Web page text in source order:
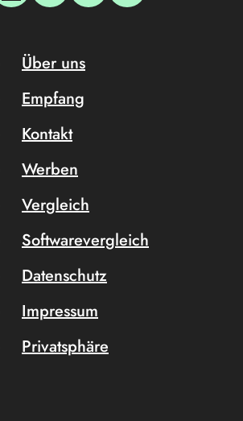
Über uns
Empfang
Kontakt
Werben
Vergleich
Softwarevergleich
Datenschutz
Impressum
Privatsphäre